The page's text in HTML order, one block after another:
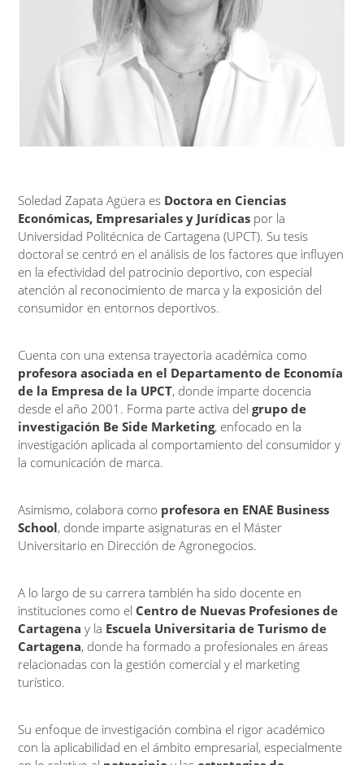
Soledad Zapata Agüera es Doctora en Ciencias
Económicas, Empresariales y Jurídicas por la
Universidad Politécnica de Cartagena (UPCT). Su tesis
doctoral se centró en el análisis de los factores que influyen
en la efectividad del patrocinio deportivo, con especial
atención al reconocimiento de marca y la exposición del
consumidor en entornos deportivos.
Cuenta con una extensa trayectoria académica como
profesora asociada en el Departamento de Economía
de la Empresa de la UPCT, donde imparte docencia
desde el año 2001. Forma parte activa delgrupo de
investigación Be Side Marketing, enfocado en la
investigación aplicada al comportamiento del consumidor y
la comunicación de marca.
Asimismo, colabora como profesora en ENAE Business
School, donde imparte asignaturas en el Máster
Universitario en Dirección de Agronegocios.
A lo largo de su carrera también ha sido docente en
instituciones como el Centro de Nuevas Profesiones de
Cartagena y la Escuela Universitaria de Turismo de
Cartagena, donde ha formado a profesionales en áreas
relacionadas con la gestión comercial y el marketing
turístico.
Su enfoque de investigación combina el rigor académico
con la aplicabilidad en el ámbito empresarial, especialmente